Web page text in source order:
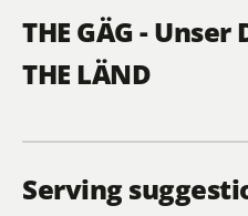
THE GÄG -
THE LÄND
Serving